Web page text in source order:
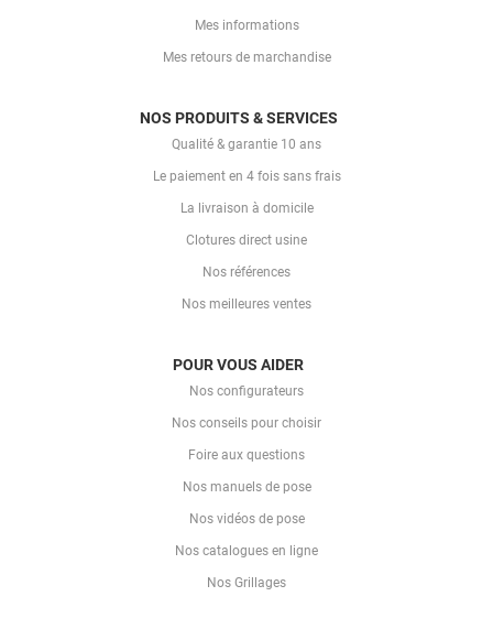
Mes informations
Mes retours de marchandise
NOS PRODUITS & SERVICES
Qualité & garantie 10 ans
Le paiement en 4 fois sans frais
La livraison à domicile
Clotures direct usine
Nos références
Nos meilleures ventes
POUR VOUS AIDER
Nos configurateurs
Nos conseils pour choisir
Foire aux questions
Nos manuels de pose
Nos vidéos de pose
Nos catalogues en ligne
Nos Grillages